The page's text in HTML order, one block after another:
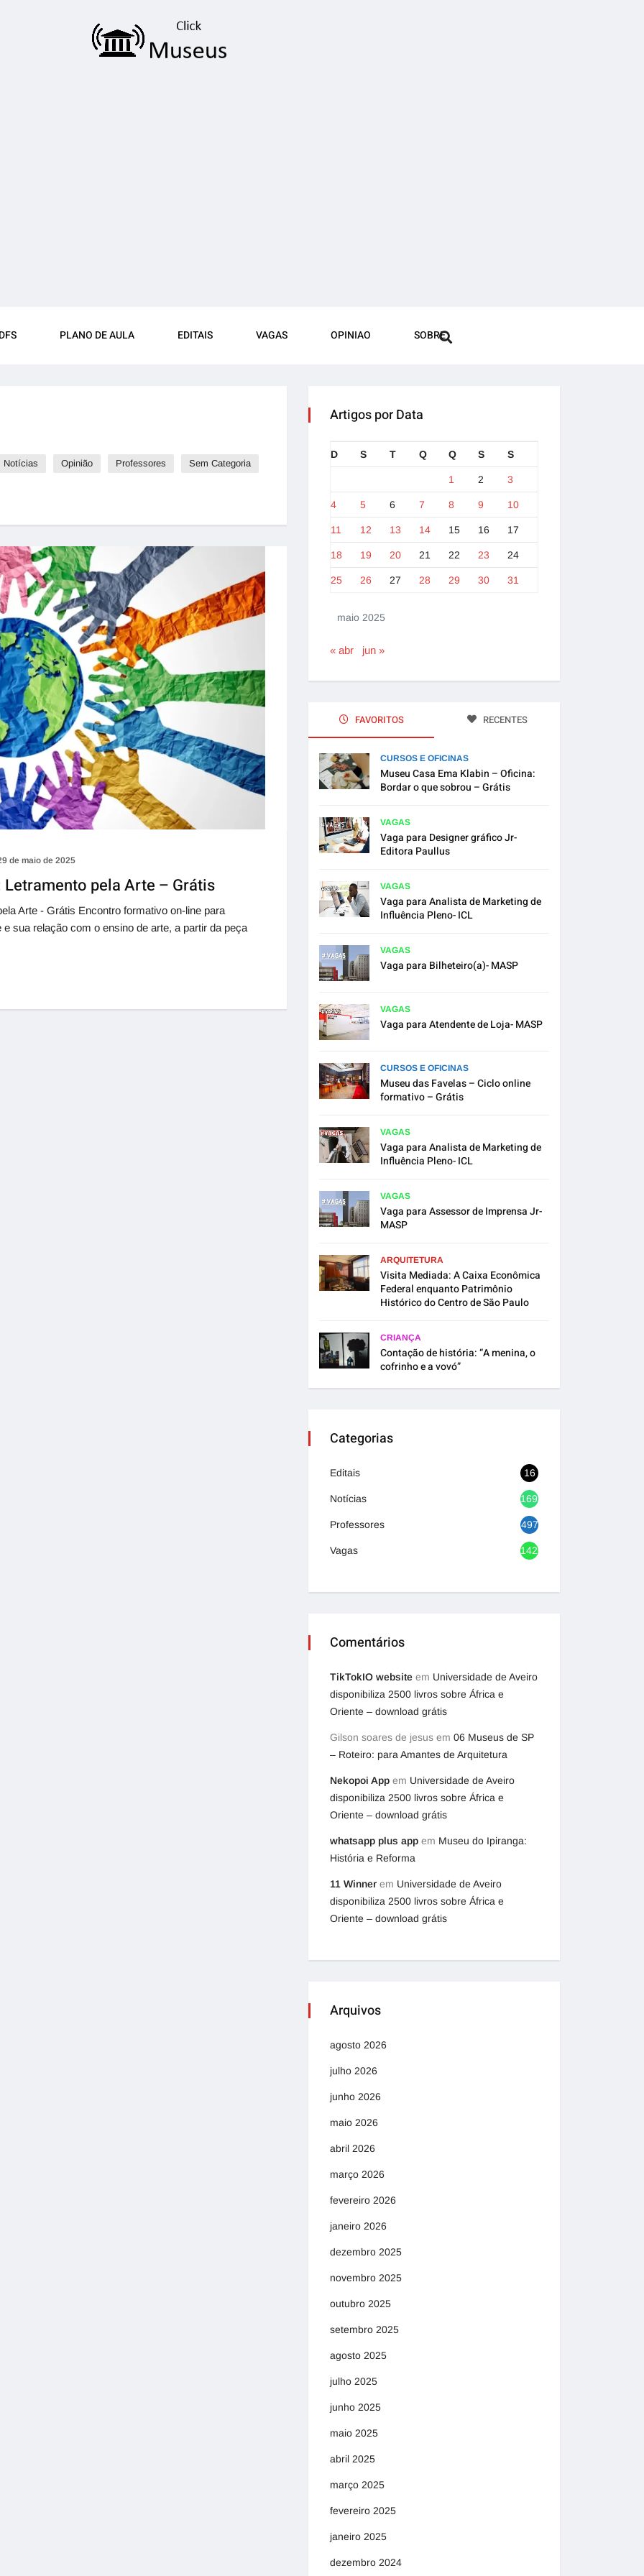
PLANO DE AULA EDITAIS VAGAS OPINIAO SOBRE
Notícias Opinião Professores
Sem Categoria
de maio de 2025
pela Arte – Grátis
Arte - Grátis Encontro formativo on-line para
sua relação com o ensino de arte, a partir da peça
Artigos por Data
maio 2025
D S T Q Q S S
1 2 3
4 5 6 7 8 9 10
11 12 13 14 15 16 17
18 19 20 21 22 23 24
25 26 27 28 29 30 31
« abr jun »
FAVORITOS RECENTES
CURSOS E OFICINAS
Museu Casa Ema Klabin – Oficina:
Bordar o que sobrou – Grátis
VAGAS
Vaga para Designer gráfico Jr-
Editora Paullus
VAGAS
Vaga para Analista de Marketing de
Influência Pleno- ICL
VAGAS
Vaga para Bilheteiro(a)- MASP
VAGAS
Vaga para Atendente de Loja- MASP
CURSOS E OFICINAS
Museu das Favelas – Ciclo online
formativo – Grátis
VAGAS
Vaga para Analista de Marketing de
Influência Pleno- ICL
VAGAS
Vaga para Assessor de Imprensa Jr-
MASP
ARQUITETURA
Visita Mediada: A Caixa Econômica
Federal enquanto Patrimônio
Histórico do Centro de São Paulo
CRIANÇA
Contação de história: “A menina, o
cofrinho e a vovó”
Categorias
Editais 16
Notícias 1692
Professores 497
Vagas 1420
Comentários
TikTokIO website em Universidade de Aveiro
disponibiliza 2500 livros sobre África e
Oriente – download grátis
Gilson soares de jesus em 06 Museus de SP
– Roteiro: para Amantes de Arquitetura
Nekopoi App em Universidade de Aveiro
disponibiliza 2500 livros sobre África e
Oriente – download grátis
whatsapp plus app em Museu do Ipiranga:
História e Reforma
11 Winner em Universidade de Aveiro
disponibiliza 2500 livros sobre África e
Oriente – download grátis
Arquivos
agosto 2026
julho 2026
junho 2026
maio 2026
abril 2026
março 2026
fevereiro 2026
janeiro 2026
dezembro 2025
novembro 2025
outubro 2025
setembro 2025
agosto 2025
julho 2025
junho 2025
maio 2025
abril 2025
março 2025
fevereiro 2025
janeiro 2025
dezembro 2024